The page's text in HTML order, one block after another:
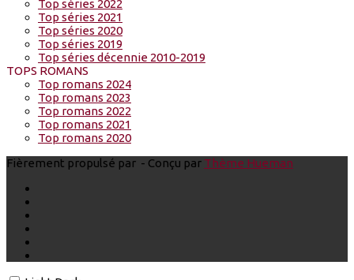
Top séries 2022
Top séries 2021
Top séries 2020
Top séries 2019
Top séries décennie 2010-2019
TOPS ROMANS
Top romans 2024
Top romans 2023
Top romans 2022
Top romans 2021
Top romans 2020
Fièrement propulsé par - Conçu par Thème Hueman